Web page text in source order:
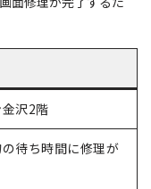
沢2階
待ち時間に修理が